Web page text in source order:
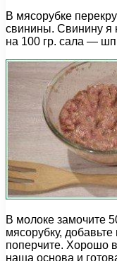
В мясорубке
свинины. Свинину я
на 100 гр. сала —
В молоке замочите
мясорубку,
поперчите. Хорошо
наша основа и